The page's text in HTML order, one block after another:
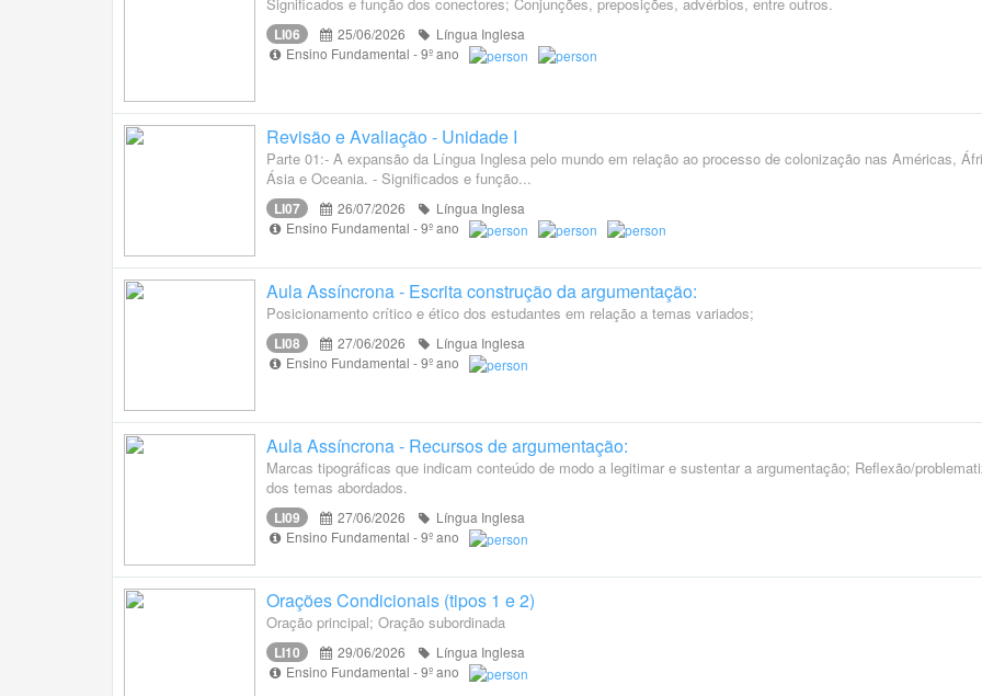
LI06 25/06/2026
Língua Inglesa
Ensino Fundamental - 9º ano
Revisão e Avaliação - Unidade I
Parte 01:- A expansão da Língua Inglesa pelo mundo em relação ao processo de colonização nas Américas,
Ásia e Oceania. - Significados e função...
LI07 26/07/2026
Língua Inglesa
Ensino Fundamental - 9º ano
Aula Assíncrona - Escrita construção da argumentação:
Posicionamento crítico e ético dos estudantes em relação a temas variados;
LI08 27/06/2026
Língua Inglesa
Ensino Fundamental - 9º ano
Aula Assíncrona - Recursos de argumentação:
Marcas tipográficas que indicam conteúdo de modo a legitimar e sustentar a argumentação; Reflexão/
dos temas abordados.
LI09 27/06/2026
Língua Inglesa
Ensino Fundamental - 9º ano
Orações Condicionais (tipos 1 e 2)
Oração principal; Oração subordinada
LI10 29/06/2026
Língua Inglesa
Ensino Fundamental - 9º ano